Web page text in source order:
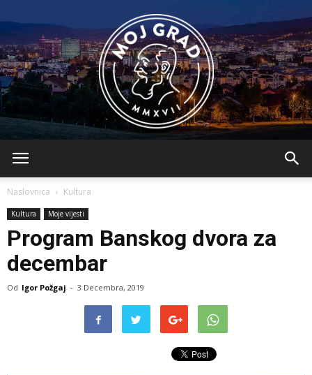
Naslovnica Kultura
Kultura Moje vijesti
Program Banskog dvora za
decembar
Od Igor Požgaj - 3 Decembra, 2019